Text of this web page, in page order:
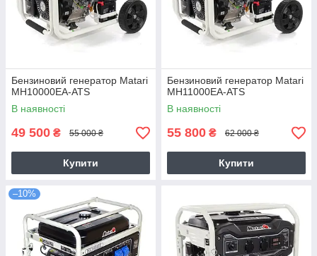
Бензиновий генератор Matari
MH10000EA-ATS
В наявності
49 500 ₴ 55 000 ₴
Купити
Бензиновий генератор Matari
MH11000EA-ATS
В наявності
55 800 ₴ 62 000 ₴
Купити
–10%